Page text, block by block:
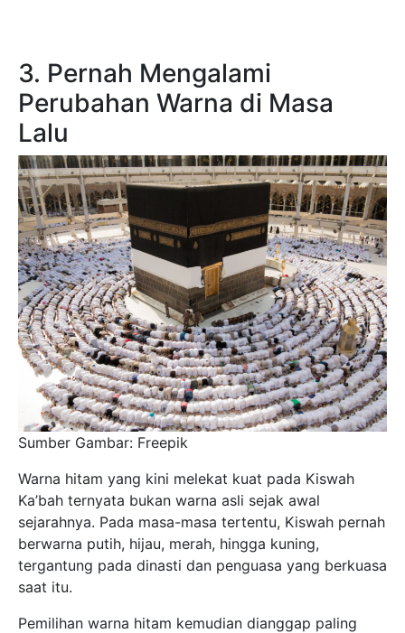
3. Pernah Mengalami
Perubahan Warna di Masa
Lalu
Sumber Gambar: Freepik
Warna hitam yang kini melekat kuat pada Kiswah
Ka’bah ternyata bukan warna asli sejak awal
sejarahnya. Pada masa-masa tertentu, Kiswah pernah
berwarna putih, hijau, merah, hingga kuning,
tergantung pada dinasti dan penguasa yang berkuasa
saat itu.
Pemilihan warna hitam kemudian dianggap paling